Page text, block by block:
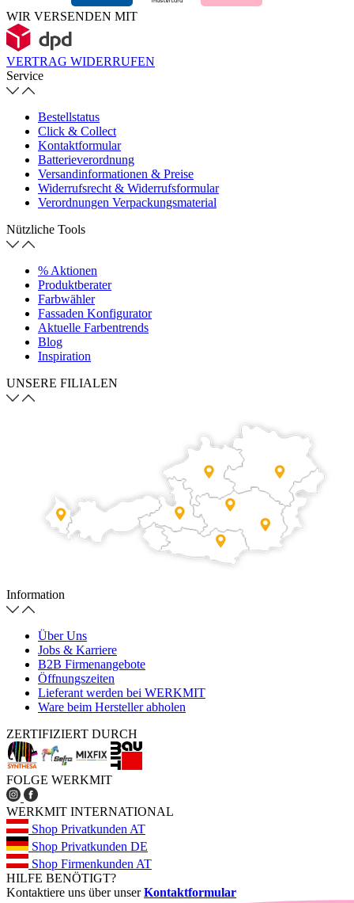
WIR VERSENDEN MIT
VERTRAG WIDERRUFEN
Service
Bestellstatus
Click & Collect
Kontaktformular
Batterieverordnung
Versandinformationen & Preise
Widerrufsrecht & Widerrufsformular
Verordnungen Verpackungsmaterial
Nützliche Tools
% Aktionen
Produktberater
Farbwähler
Fassaden Konfigurator
Aktuelle Farbentrends
Blog
Inspiration
UNSERE FILIALEN
Information
Über Uns
Jobs & Karriere
B2B Firmenangebote
Öffnungszeiten
Lieferant werden bei WERKMIT
Ware beim Hersteller abholen
ZERTIFIZIERT DURCH
FOLGE WERKMIT
WERKMIT INTERNATIONAL
Shop Privatkunden AT
Shop Privatkunden DE
Shop Firmenkunden AT
HILFE BENÖTIGT?
Kontaktiere uns über unserKontaktformular